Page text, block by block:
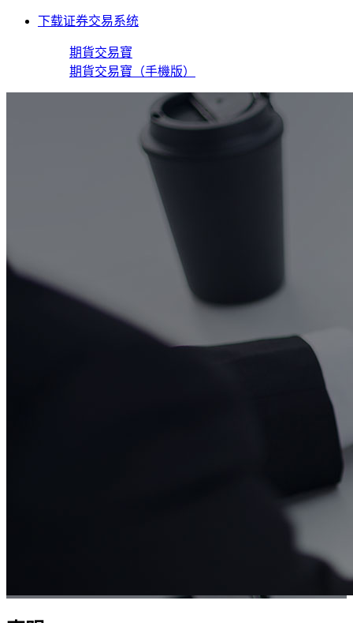
下载证券交易系统
期貨交易寶
期貨交易寶（手機版）